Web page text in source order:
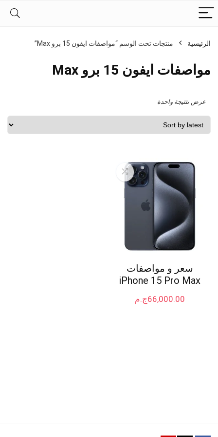
الرئيسية منتجات تحت الوسم “مواصفات ايفون 15 برو Max”
مواصفات ايفون 15 برو Max
عرض نتتيجة واحدة
سعر و مواصفات
iPhone 15 Pro Max
ج.م66,000.00